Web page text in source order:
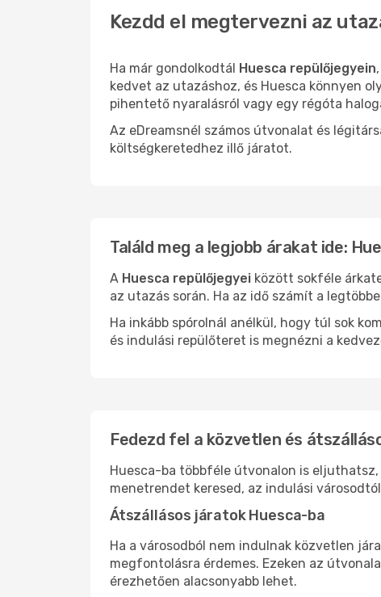
Kezdd el megtervezni az
Ha már gondolkodtál Huesca repülőjegyein
kedvet az utazáshoz, és Huesca könnyen
pihentető nyaralásról vagy egy régóta
Az eDreamsnél számos útvonalat és
költségkeretedhez illő járatot.
Találd meg a legjobb árakat ide:
A Huesca repülőjegyei között sokféle
az utazás során. Ha az idő számít a
Ha inkább spórolnál anélkül, hogy túl sok
és indulási repülőteret is megnézni a
Fedezd fel a közvetlen és
Huesca-ba többféle útvonalon is
menetrendet keresed, az indulási
Átszállásos járatok Huesca-ba
Ha a városodból nem indulnak közvetlen
megfontolásra érdemes. Ezeken az
érezhetően alacsonyabb lehet.